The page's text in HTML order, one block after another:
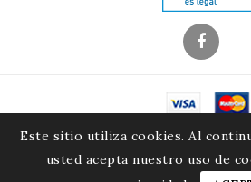
Este sitio utiliza cookies. Al
usted acepta nuestro uso de
© 2026 - Alamacenes